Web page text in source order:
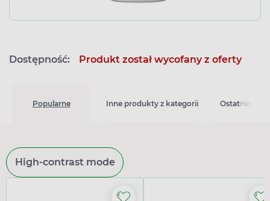
Dostępność: Produkt został wycofany z oferty
Popularne Inne produkty z kategorii Ostatnio
High-contrast mode